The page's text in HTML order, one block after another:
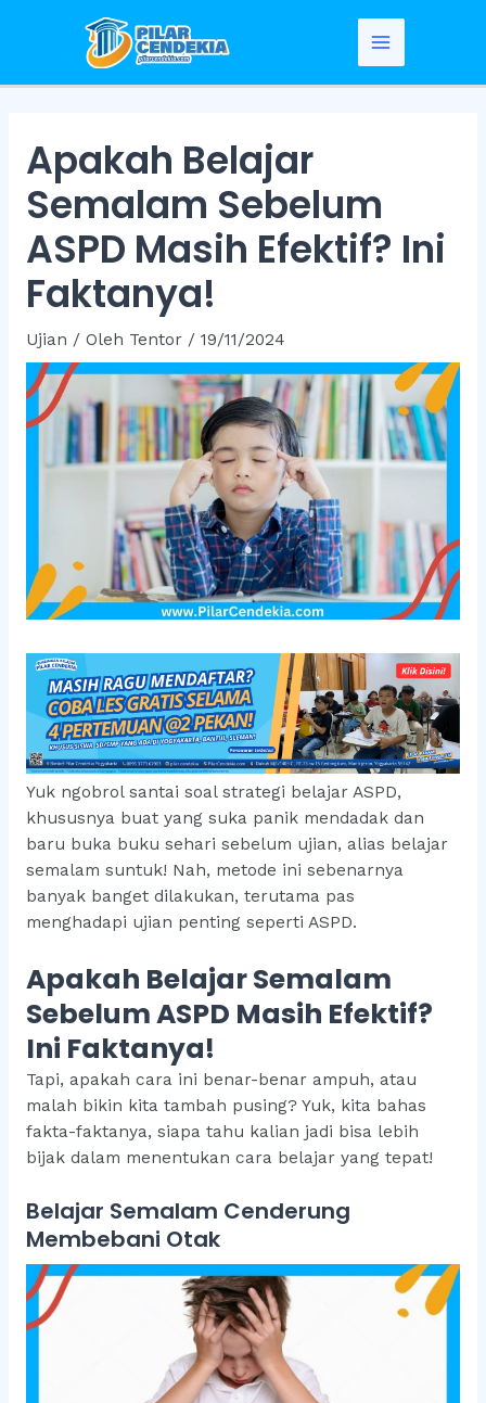
Main
Apakah Belajar
Semalam Sebelum
ASPD Masih Efektif? Ini
Faktanya!
Ujian / Oleh Tentor / 19/11/2024
Yuk ngobrol santai soal strategi belajar ASPD,
khususnya buat yang suka panik mendadak dan
baru buka buku sehari sebelum ujian, alias belajar
semalam suntuk! Nah, metode ini sebenarnya
banyak banget dilakukan, terutama pas
menghadapi ujian penting seperti ASPD.
Apakah Belajar Semalam
Sebelum ASPD Masih Efektif?
Ini Faktanya!
Tapi, apakah cara ini benar-benar ampuh, atau
malah bikin kita tambah pusing? Yuk, kita bahas
fakta-faktanya, siapa tahu kalian jadi bisa lebih
bijak dalam menentukan cara belajar yang tepat!
Belajar Semalam Cenderung
Membebani Otak